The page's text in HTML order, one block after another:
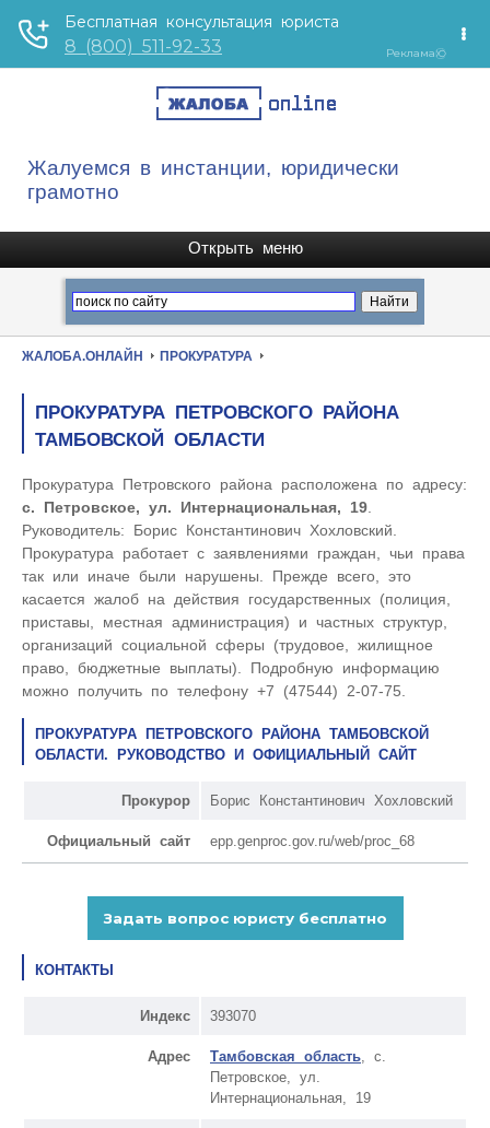
Жалуемся в инстанции, юридически
грамотно
ЖАЛОБА.ОНЛАЙН ПРОКУРАТУРА
ПРОКУРАТУРА ПЕТРОВСКОГО РАЙОНА
ТАМБОВСКОЙ ОБЛАСТИ
Прокуратура Петровского района расположена по адресу:
с. Петровское, ул. Интернациональная, 19
Руководитель: Борис Константинович Хохловский.
Прокуратура работает с заявлениями граждан, чьи права
так или иначе были нарушены. Прежде всего, это
касается жалоб на действия государственных (полиция,
приставы, местная администрация) и частных структур,
организаций социальной сферы (трудовое, жилищное
право, бюджетные выплаты). Подробную информацию
можно получить по телефону +7 (47544) 2-07-75.
ПРОКУРАТУРА ПЕТРОВСКОГО РАЙОНА ТАМБОВСКОЙ
ОБЛАСТИ. РУКОВОДСТВО И ОФИЦИАЛЬНЫЙ САЙТ
Прокурор Борис Константинович Хохловский
Официальный сайт epp.genproc.gov.ru/web/proc_68
КОНТАКТЫ
Индекс 393070
Адрес Тамбовская область , с.
Петровское, ул.
Интернациональная, 19